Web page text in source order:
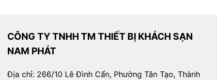
CÔNG TY TNHH TM THIẾT BỊ KHÁCH SẠN
NAM PHÁT
Địa chỉ: 266/10 Lê Đình Cẩn, Phường Tân Tạo, Thành